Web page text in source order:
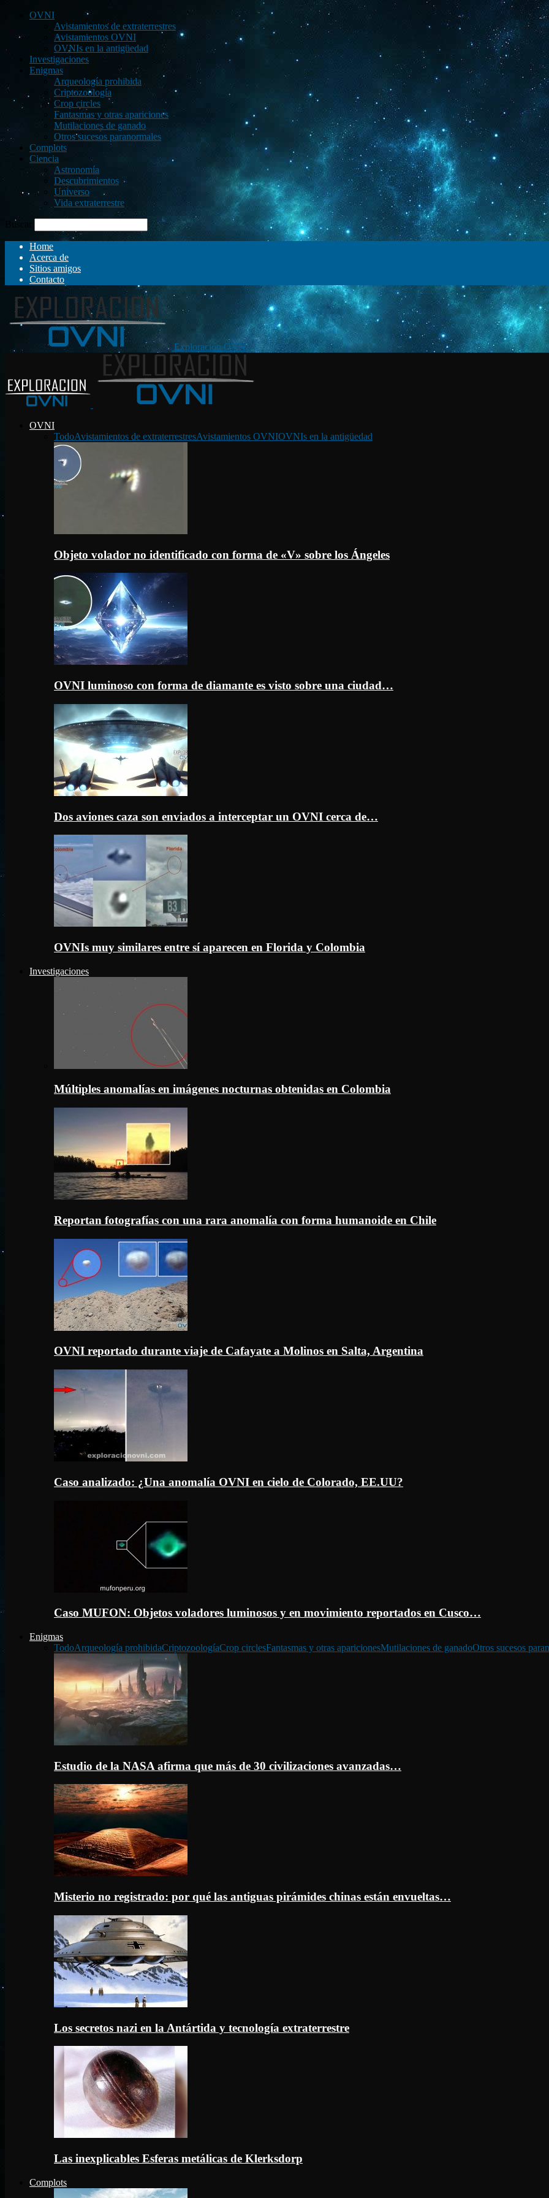
OVNI
Avistamientos de extraterrestres
Avistamientos OVNI
OVNIs en la antigüedad
Investigaciones
Enigmas
Arqueología prohibida
Criptozoología
Crop circles
Fantasmas y otras apariciones
Mutilaciones de ganado
Otros sucesos paranormales
Complots
Ciencia
Astronomía
Descubrimientos
Universo
Vida extraterrestre
Buscar
Home
Acerca de
Sitios amigos
Contacto
Exploración OVNI
OVNI
TodoAvistamientos de extraterrestresAvistamientos OVNIOVNIs en la antigüedad
Objeto volador no identificado con forma de «V» sobre los Ángeles
OVNI luminoso con forma de diamante es visto sobre una ciudad…
Dos aviones caza son enviados a interceptar un OVNI cerca de…
OVNIs muy similares entre sí aparecen en Florida y Colombia
Investigaciones
Múltiples anomalías en imágenes nocturnas obtenidas en Colombia
Reportan fotografías con una rara anomalía con forma humanoide en Chile
OVNI reportado durante viaje de Cafayate a Molinos en Salta, Argentina
Caso analizado: ¿Una anomalía OVNI en cielo de Colorado, EE.UU?
Caso MUFON: Objetos voladores luminosos y en movimiento reportados en Cusco…
Enigmas
TodoArqueología prohibidaCriptozoologíaCrop circlesFantasmas y otras aparicionesMutilaciones de ganadoOtros sucesos
Estudio de la NASA afirma que más de 30 civilizaciones avanzadas…
Misterio no registrado: por qué las antiguas pirámides chinas están envueltas…
Los secretos nazi en la Antártida y tecnología extraterrestre
Las inexplicables Esferas metálicas de Klerksdorp
Complots